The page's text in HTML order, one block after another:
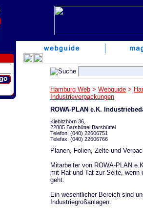
Hamburg Web > Webguide >
Industrieverpackungen
ROWA-PLAN e.K.
Kiebitzhörn 36,
22885 Barsbüttel Barsbüttel
Telefon: (040) 22606751
Telefax: (040) 22606766
Planen, Folien, Zelte und
Mitarbeiter von ROWA-PLAN
mit Rat und Tat zur Seite, wenn
geht.
Ein wesentlicher Bereich sind
Industriegroßanlagen.